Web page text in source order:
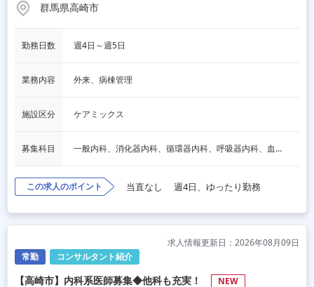
群馬県高崎市
勤務日数 週4日～週5日
業務内容 外来、病棟管理
施設区分 ケアミックス
募集科目 一般内科、消化器内科、循環器内科、呼吸器内科、血液内科、心療内科、脳神経内科、内分泌内科、老人内科
この求人のポイント 当直なし 週4日、ゆったり勤務
常勤 コンサルタント紹介
求人情報更新日：2026年08月09日
【高崎市】内科系医師募集◆他科も充実！ NEW